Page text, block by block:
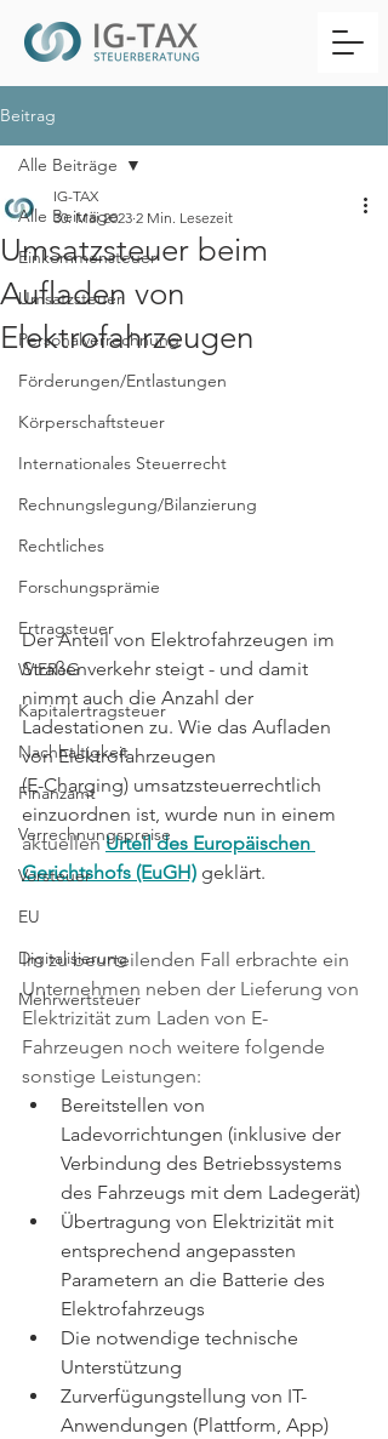
Beitrag
Alle Beiträge
Einkommensteuer
Umsatzsteuer
Personalverrechnung
Förderungen/Entlastungen
Körperschaftsteuer
Internationales Steuerrecht
Rechnungslegung/Bilanzierung
Rechtliches
Forschungsprämie
Ertragsteuer
WiEReG
Kapitalertragsteuer
Nachhaltigkeit
Finanzamt
Verrechnungspreise
Vorsteuer
EU
Digitalisierung
Mehrwertsteuer
Alle Beiträge
Umsatzsteuer beim
Aufladen von
Elektrofahrzeugen
IG-TAX
30. Mai 2023 2 Min. Lesezeit
Der Anteil von Elektrofahrzeugen im
Straßenverkehr steigt - und damit
nimmt auch die Anzahl der
Ladestationen zu. Wie das Aufladen
von Elektrofahrzeugen
(E-Charging) umsatzsteuerrechtlich
einzuordnen ist, wurde nun in einem
aktuellen Urteil des Europäischen
Gerichtshofs (EuGH) geklärt.
Im zu beurteilenden Fall erbrachte ein
Unternehmen neben der Lieferung von
Elektrizität zum Laden von E-
Fahrzeugen noch weitere folgende
sonstige Leistungen:
Bereitstellen von
Ladevorrichtungen (inklusive der
Verbindung des Betriebssystems
des Fahrzeugs mit dem Ladegerät)
Übertragung von Elektrizität mit
entsprechend angepassten
Parametern an die Batterie des
Elektrofahrzeugs
Die notwendige technische
Unterstützung
Zurverfügungstellung von IT-
Anwendungen (Plattform, App)